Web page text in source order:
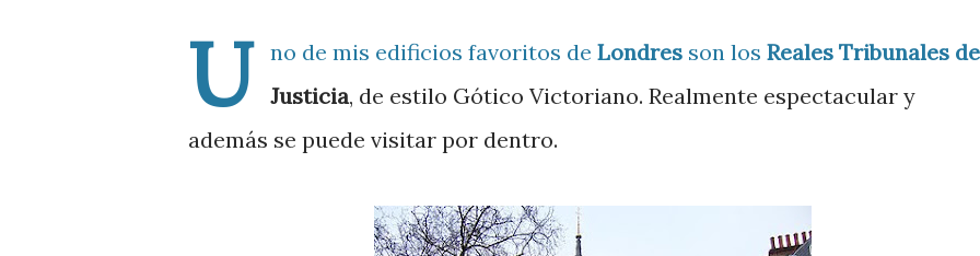
U no de mis edificios favoritos de Londres son los Reales Tribunales de
Justicia, de estilo Gótico Victoriano. Realmente espectacular y
además se puede visitar por dentro.